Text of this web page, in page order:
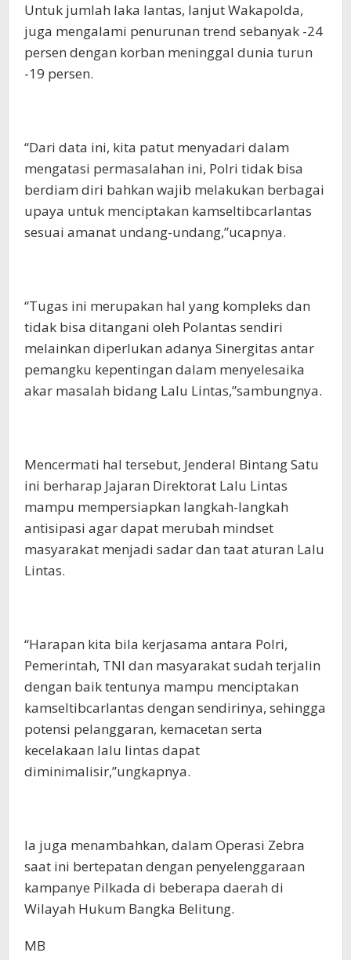
Untuk jumlah laka lantas, lanjut Wakapolda,
juga mengalami penurunan trend sebanyak -24
persen dengan korban meninggal dunia turun
-19 persen.
“Dari data ini, kita patut menyadari dalam
mengatasi permasalahan ini, Polri tidak bisa
berdiam diri bahkan wajib melakukan berbagai
upaya untuk menciptakan kamseltibcarlantas
sesuai amanat undang-undang,”ucapnya.
“Tugas ini merupakan hal yang kompleks dan
tidak bisa ditangani oleh Polantas sendiri
melainkan diperlukan adanya Sinergitas antar
pemangku kepentingan dalam menyelesaika
akar masalah bidang Lalu Lintas,”sambungnya.
Mencermati hal tersebut, Jenderal Bintang Satu
ini berharap Jajaran Direktorat Lalu Lintas
mampu mempersiapkan langkah-langkah
antisipasi agar dapat merubah mindset
masyarakat menjadi sadar dan taat aturan Lalu
Lintas.
“Harapan kita bila kerjasama antara Polri,
Pemerintah, TNI dan masyarakat sudah terjalin
dengan baik tentunya mampu menciptakan
kamseltibcarlantas dengan sendirinya, sehingga
potensi pelanggaran, kemacetan serta
kecelakaan lalu lintas dapat
diminimalisir,”ungkapnya.
Ia juga menambahkan, dalam Operasi Zebra
saat ini bertepatan dengan penyelenggaraan
kampanye Pilkada di beberapa daerah di
Wilayah Hukum Bangka Belitung.
MB